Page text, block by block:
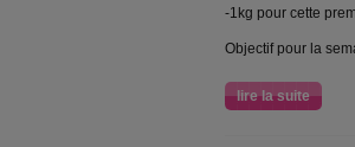
-1kg pour cette
Objectif pour la
lire la suite